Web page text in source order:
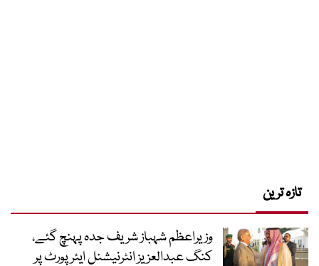
تازہ ترین
وزیراعظم شہباز شریف جدہ پہنچ گئے،
کنگ عبدالعزیز انٹرنیشنل ایئر پورٹ پر